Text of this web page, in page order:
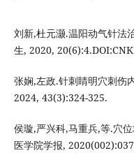
刘新,杜元灏.温阳动气针法
生, 2020,
张娴,左政.针刺睛明穴刺伤
2024, 43(3):324-325.
侯璇,严兴科,马重兵,等.穴
医学院学报,